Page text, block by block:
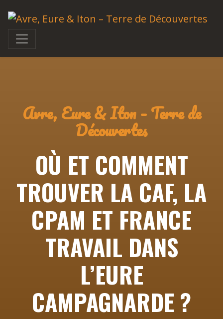
Avre, Eure & Iton – Terre de
Découvertes
OÙ ET COMMENT
TROUVER LA CAF, LA
CPAM ET FRANCE
TRAVAIL DANS
L’EURE
CAMPAGNARDE ?